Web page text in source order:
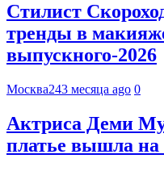
Стилист
тренды в
выпускного-2026
Москва243 месяца ago 0
Актриса Деми
платье вышла на